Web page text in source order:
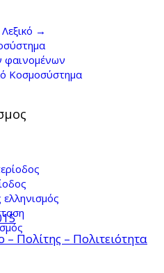
→
φαινομένων
Κοσμοσύστημα
στην
9/2015
– Πολίτης – Πολιτειότητα